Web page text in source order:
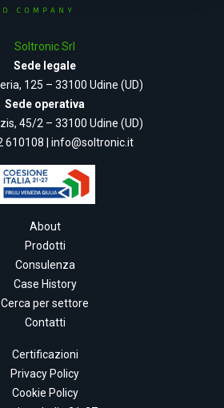
Soltronic Srl
Sede legale
125 – 33100 Udine (UD)
Sede operativa
45/2 – 33100 Udine (UD)
610108
info@soltronic.it
About
Prodotti
Consulenza
Case History
Cerca per settore
Contatti
Certificazioni
Privacy Policy
Cookie Policy